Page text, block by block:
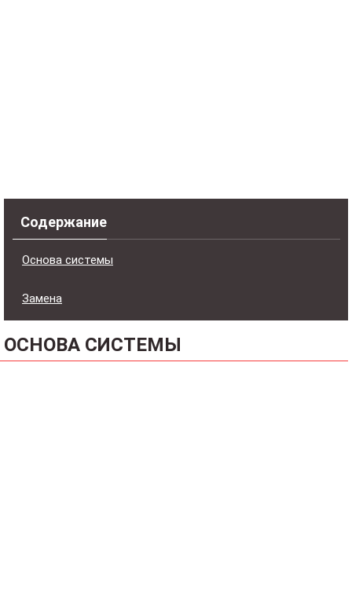
Содержание
Основа системы
Замена
ОСНОВА СИСТЕМЫ